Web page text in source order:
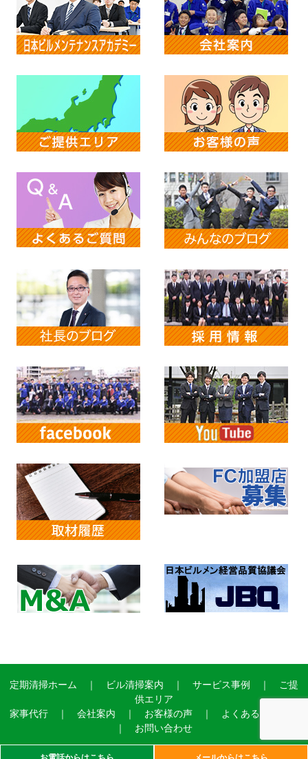
定期清掃ホーム ｜ ビル清掃案内 ｜ サービス事例 ｜
ご提
供エリア
家事代行｜ 会社案内 ｜ お客様の声｜
よくあるご質問
｜ お問い合わせ